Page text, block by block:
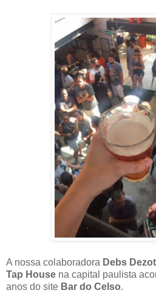
A nossa colaboradora Debs
Tap House na capital paulista
anos do site Bar do Celso.